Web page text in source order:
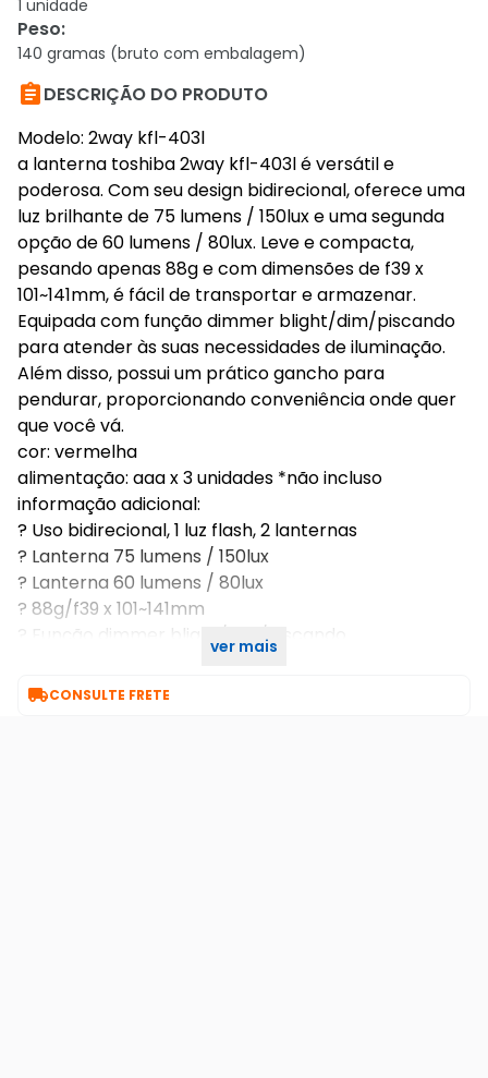
1 unidade
Peso:
140 gramas (bruto com embalagem)
DESCRIÇÃO DO PRODUTO
Modelo: 2way kfl-403l
a lanterna toshiba 2way kfl-403l é versátil e
poderosa. Com seu design bidirecional, oferece uma
luz brilhante de 75 lumens / 150lux e uma segunda
opção de 60 lumens / 80lux. Leve e compacta,
pesando apenas 88g e com dimensões de f39 x
101~141mm, é fácil de transportar e armazenar.
Equipada com função dimmer blight/dim/piscando
para atender às suas necessidades de iluminação.
Além disso, possui um prático gancho para
pendurar, proporcionando conveniência onde quer
que você vá.
cor: vermelha
alimentação: aaa x 3 unidades *não incluso
informação adicional:
? Uso bidirecional, 1 luz flash, 2 lanternas
? Lanterna 75 lumens / 150lux
? Lanterna 60 lumens / 80lux
? 88g/f39 x 101~141mm
? Função dimmer blight/dim/piscando
ver mais
CONSULTE FRETE